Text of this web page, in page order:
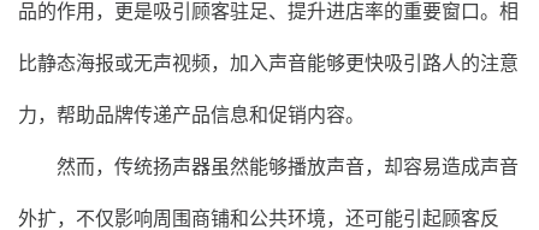
品的作用，更是吸引顾客驻足、提升进店率的重要窗口。相
比静态海报或无声视频，加入声音能够更快吸引路人的注意
力，帮助品牌传递产品信息和促销内容。
然而，传统扬声器虽然能够播放声音，却容易造成声音
外扩，不仅影响周围商铺和公共环境，还可能引起顾客反